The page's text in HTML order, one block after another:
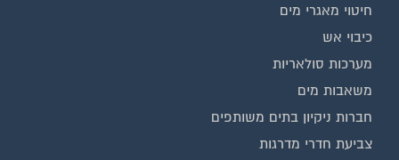
חיטוי מאגרי מים
כיבוי אש
מערכות סולאריות
משאבות מים
חברות ניקיון בתים משותפים
צביעת חדרי מדרגות